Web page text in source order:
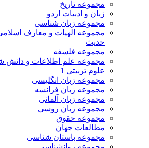
مجموعه تاریخ
زبان و ادبیات اردو
مجموعه زبان شناسی
مجموعه الهیات و معارف
حدیث
مجموعه فلسفه
مجموعه علم اطلاعات و دانش
علوم تربیتی 1
مجموعه زبان انگلیسی
مجموعه زبان فرانسه
مجموعه زبان آلمانی
مجموعه زبان روسی
مجموعه حقوق
مطالعات جهان
مجموعه باستان شناسی